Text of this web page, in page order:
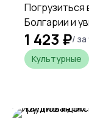
Болгарии и
царская
жизнь
поможет
история
1 423 ₽/ за
Культурные